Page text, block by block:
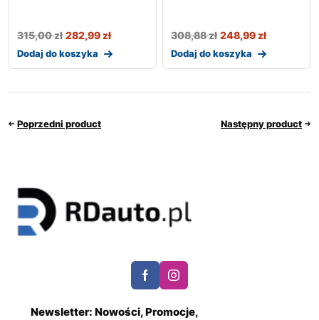
315,00zł 282,99zł
Dodaj do koszyka
308,88zł 248,99zł
Dodaj do koszyka
Poprzedni product Następny product
Newsletter: Nowości, Promocje,